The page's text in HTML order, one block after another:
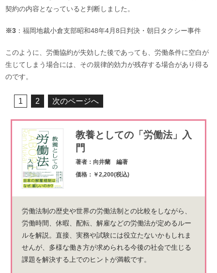
契約の内容となっていると判断しました。
※3 ：福岡地裁小倉支部昭和48年4月8日判決・朝日タクシー事件
このように、労働協約が失効した後であっても、労働条件に空白が
生じてしまう場合には、その規律的効力が残存する場合があり得る
のです。
1 2 次のページへ
教養としての「労働法」入
門
著者：向井蘭 編著
価格：￥2,200(税込)
労働法制の歴史や世界の労働法制との比較をしながら、
労働時間、休暇、配転、解雇などの労働法が定めるルー
ルを解説。直接、実務や試験には役立たないかもしれま
せんが、多様な働き方が求められる今後の社会で生じる
課題を解決する上でのヒントが満載です。